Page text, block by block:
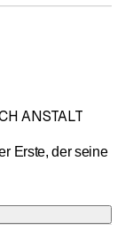
ANSTALT
Erste, der seine